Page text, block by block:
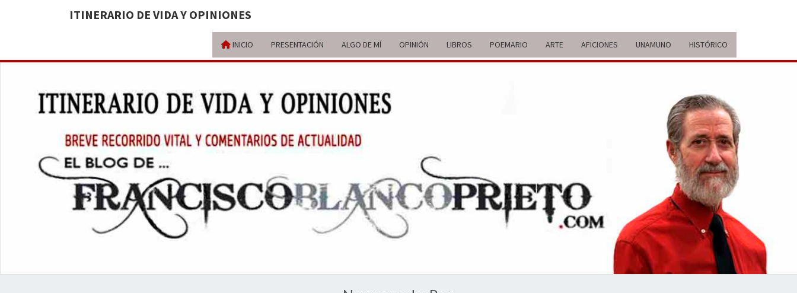
ITINERARIO DE VIDA Y OPINIONES
INICIO PRESENTACIÓN ALGO DE MÍ OPINIÓN LIBROS POEMARIO ARTE AFICIONES UNAMUNO HISTÓRICO
ITINERARIO
DE VIDA Y
OPINIONES
BREVE
RECORRIDO
VITAL Y
COMENTARIOS
ACTUALIDAD